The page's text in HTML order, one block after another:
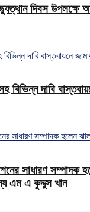
দিবস উপলক্ষে
বিভিন্ন দাবি
সাধারণ সম্পাদক
এম এ কুদ্দুস খান